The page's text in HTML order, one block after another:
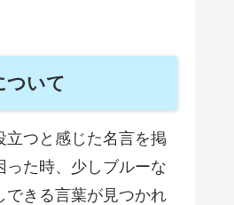
ついて
立つと感じた名言を掲
った時、少しブルーな
できる言葉が見つかれ